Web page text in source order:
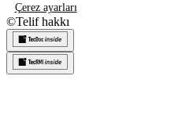
Çerez ayarları
©Telif hakkı